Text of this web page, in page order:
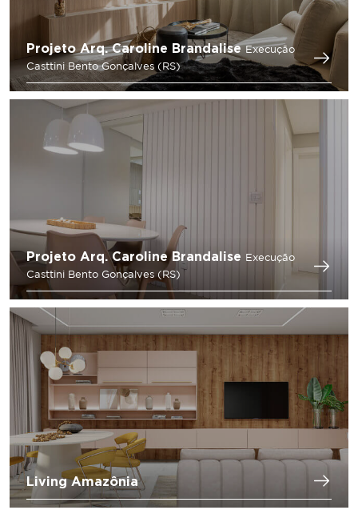
Projeto Arq. Caroline Brandalise
Execução
Casttini Bento Gonçalves (RS)
Projeto Arq. Caroline Brandalise
Execução
Casttini Bento Gonçalves (RS)
Living Amazônia